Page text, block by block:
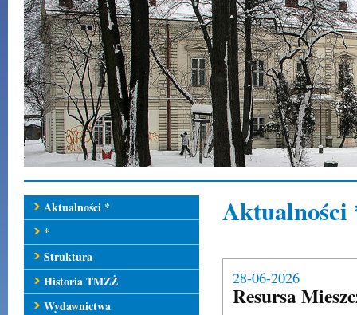
Aktualności *
*
Struktura
Historia TMZŻ
Wydawnictwa
Aktualności
28-06-2026
Resursa